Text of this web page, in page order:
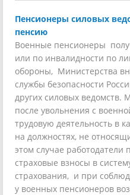
Пенсионеры силовых
пенсию
Военные пенсионеры
или по инвалидности по
обороны, Министерства
службы безопасности
других силовых ведомств.
после увольнения с
трудовую деятельность в
на должностях, не
этом случае работодатели
страховые взносы в
страхования, и при
у военных пенсионеров